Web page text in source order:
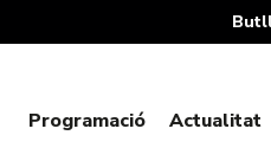
Programació Actualitat